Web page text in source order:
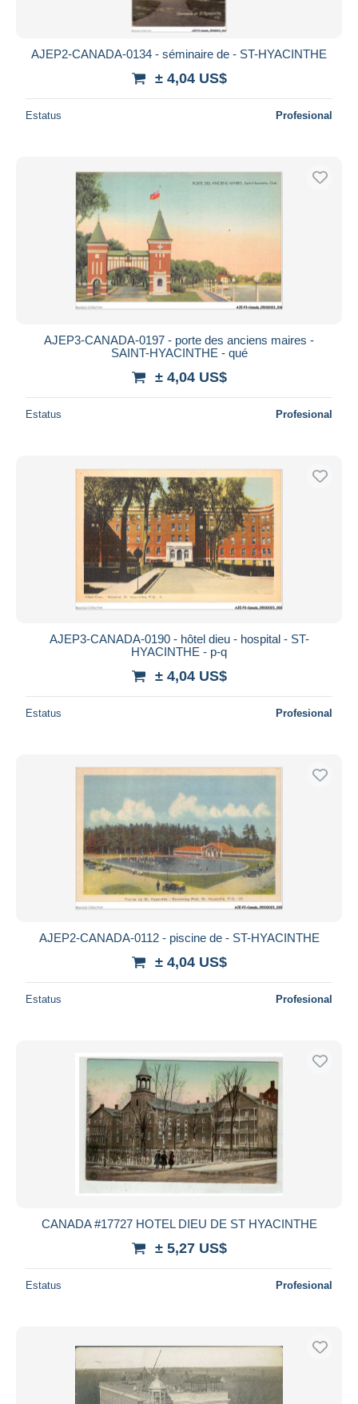
AJEP2-CANADA-0134 - séminaire de - ST-HYACINTHE
± 4,04 US$
Estatus Profesional
AJEP3-CANADA-0197 - porte des anciens maires -
SAINT-HYACINTHE - qué
± 4,04 US$
Estatus Profesional
AJEP3-CANADA-0190 - hôtel dieu - hospital - ST-
HYACINTHE - p-q
± 4,04 US$
Estatus Profesional
AJEP2-CANADA-0112 - piscine de - ST-HYACINTHE
± 4,04 US$
Estatus Profesional
CANADA #17727 HOTEL DIEU DE ST HYACINTHE
± 5,27 US$
Estatus Profesional